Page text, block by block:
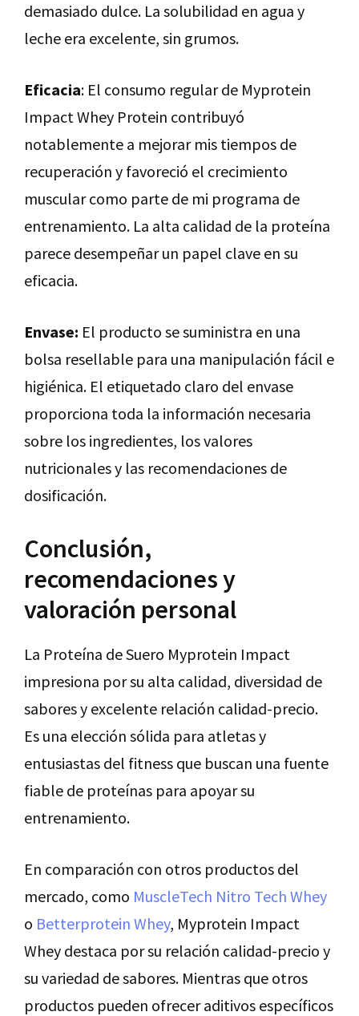
demasiado dulce. La solubilidad en agua y
leche era excelente, sin grumos.
Eficacia: El consumo regular de Myprotein
Impact Whey Protein contribuyó
notablemente a mejorar mis tiempos de
recuperación y favoreció el crecimiento
muscular como parte de mi programa de
entrenamiento. La alta calidad de la proteína
parece desempeñar un papel clave en su
eficacia.
Envase: El producto se suministra en una
bolsa resellable para una manipulación fácil e
higiénica. El etiquetado claro del envase
proporciona toda la información necesaria
sobre los ingredientes, los valores
nutricionales y las recomendaciones de
dosificación.
Conclusión,
recomendaciones y
valoración personal
La Proteína de Suero Myprotein Impact
impresiona por su alta calidad, diversidad de
sabores y excelente relación calidad-precio.
Es una elección sólida para atletas y
entusiastas del fitness que buscan una fuente
fiable de proteínas para apoyar su
entrenamiento.
En comparación con otros productos del
mercado, como MuscleTech Nitro Tech Whey
o Betterprotein Whey, Myprotein Impact
Whey destaca por su relación calidad-precio y
su variedad de sabores. Mientras que otros
productos pueden ofrecer aditivos específicos